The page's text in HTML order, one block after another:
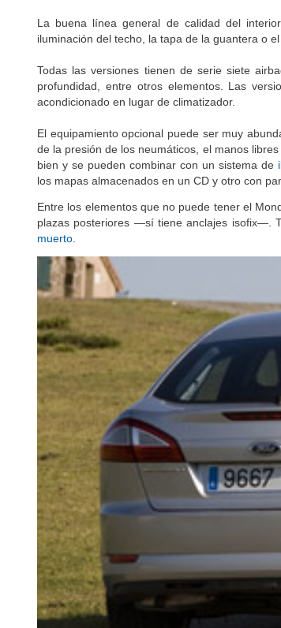
La buena línea general de calidad del
Todas las versiones tienen de serie siete
profundidad, entre otros elementos. Las
El equipamiento opcional puede ser muy
de la presión de los neumáticos, el manos
bien y se pueden combinar con un sistema de
Entre los elementos que no puede tener el
plazas posteriores —sí tiene anclajes isofix—.